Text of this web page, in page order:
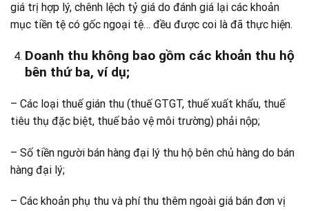
giá trị hợp lý, chênh lệch tỷ giá do đánh giá lại các khoản
mục tiền tệ có gốc ngoại tệ… đều được coi là đã thực hiện.
Doanh thu không bao gồm các khoản thu hộ
bên thứ ba, ví dụ;
– Các loại thuế gián thu (thuế GTGT, thuế xuất khẩu, thuế
tiêu thụ đặc biệt, thuế bảo vệ môi trường) phải nộp;
– Số tiền người bán hàng đại lý thu hộ bên chủ hàng do bán
hàng đại lý;
– Các khoản phụ thu và phí thu thêm ngoài giá bán đơn vị